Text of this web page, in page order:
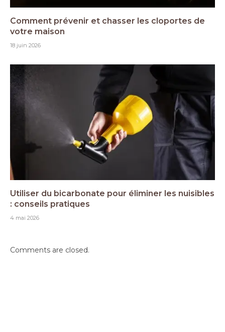
Comment prévenir et chasser les cloportes de
votre maison
18 juin 2026
Utiliser du bicarbonate pour éliminer les nuisibles
: conseils pratiques
4 mai 2026
Comments are closed.